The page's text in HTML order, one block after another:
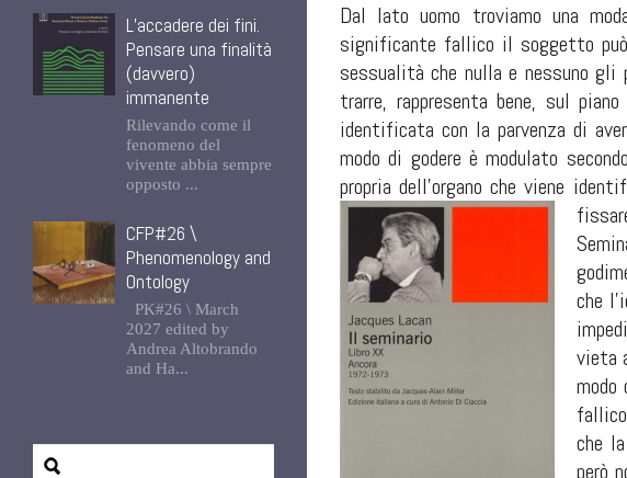
L’accadere dei fini.
Pensare una finalità
(davvero)
immanente
Rilevando come il
fenomeno del
vivente abbia sempre
opposto ...
CFP#26 \
Phenomenology and
Ontology
PK#26 \ March
2027 edited by
Andrea Altobrando
and Ha...
Dal lato uomo troviamo una
significante fallico il soggetto può
sessualità che nulla e nessuno gli
trarre, rappresenta bene, sul
identificata con la parvenza di
modo di godere è modulato
propria dell’organo che viene
che
vieta
che
però